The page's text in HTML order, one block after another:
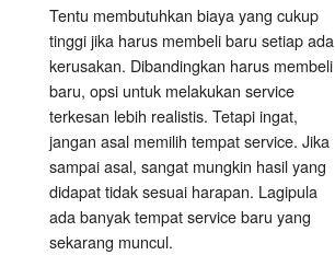
Tentu membutuhkan biaya yang cukup
tinggi jika harus membeli baru setiap ada
kerusakan. Dibandingkan harus membeli
baru, opsi untuk melakukan service
terkesan lebih realistis. Tetapi ingat,
jangan asal memilih tempat service. Jika
sampai asal, sangat mungkin hasil yang
didapat tidak sesuai harapan. Lagipula
ada banyak tempat service baru yang
sekarang muncul.